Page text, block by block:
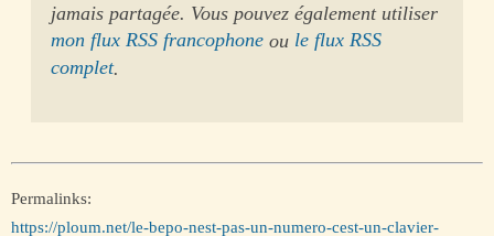
jamais partagée. Vous pouvez également utiliser
mon flux RSS francophone ou le flux RSS
complet.
Permalinks:
https://ploum.net/le-bepo-nest-pas-un-numero-cest-un-clavier-